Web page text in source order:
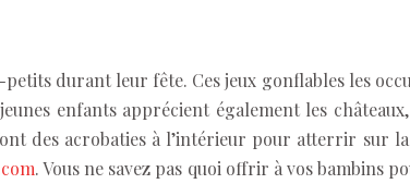
durant leur fête. Ces jeux gonflables les
enfants apprécient également les
des acrobaties à l’intérieur pour atterrir sur
. Vous ne savez pas quoi offrir à vos bambins